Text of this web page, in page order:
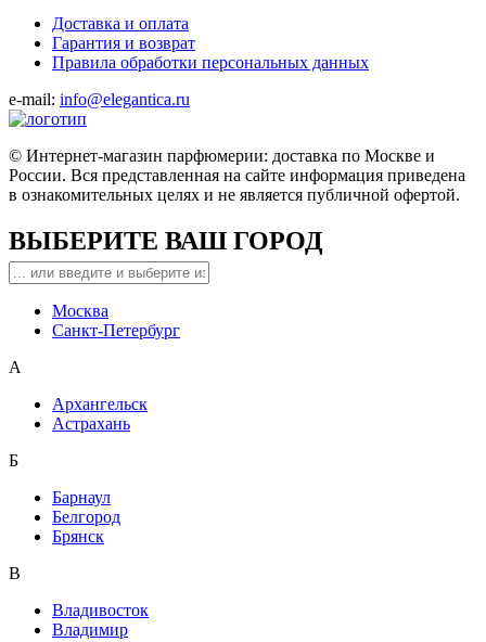
Доставка и оплата
Гарантия и возврат
Правила обработки персональных данных
e-mail: info@elegantica.ru
© Интернет-магазин парфюмерии: доставка по Москве и
России. Вся представленная на сайте информация приведена
в ознакомительных целях и не является публичной офертой.
ВЫБЕРИТЕ ВАШ ГОРОД
Москва
Санкт-Петербург
А
Архангельск
Астрахань
Б
Барнаул
Белгород
Брянск
В
Владивосток
Владимир